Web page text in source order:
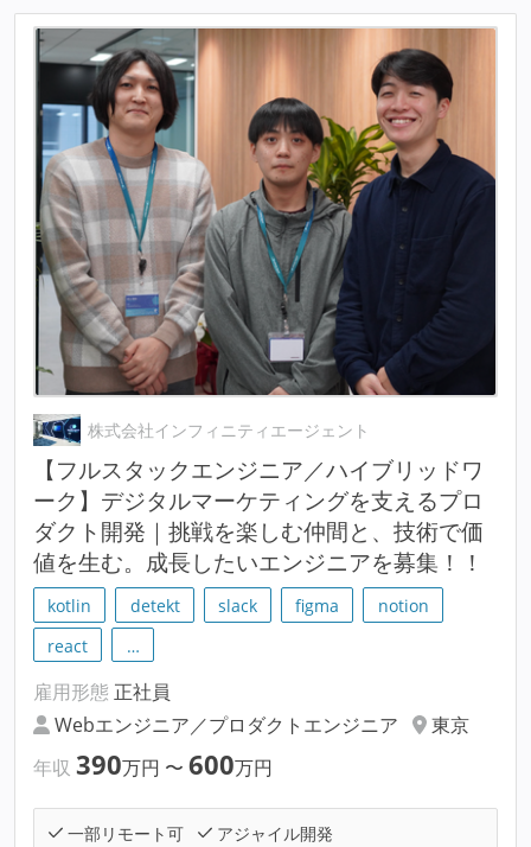
株式会社インフィニティエージェント
【フルスタックエンジニア／ハイブリッドワ
ーク】デジタルマーケティングを支えるプロ
ダクト開発｜挑戦を楽しむ仲間と、技術で価
値を生む。成長したいエンジニアを募集！！
kotlin detekt slack figma
notion
react
…
雇用形態 正社員
Webエンジニア／プロダクトエンジニア
東京
年収 390万円 〜 600万円
一部リモート可
アジャイル開発